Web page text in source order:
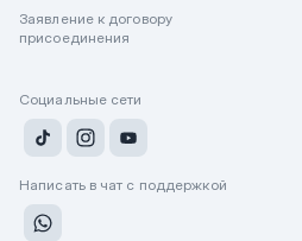
Заявление к договору
присоединения
Социальные сети
Написать в чат с поддержкой